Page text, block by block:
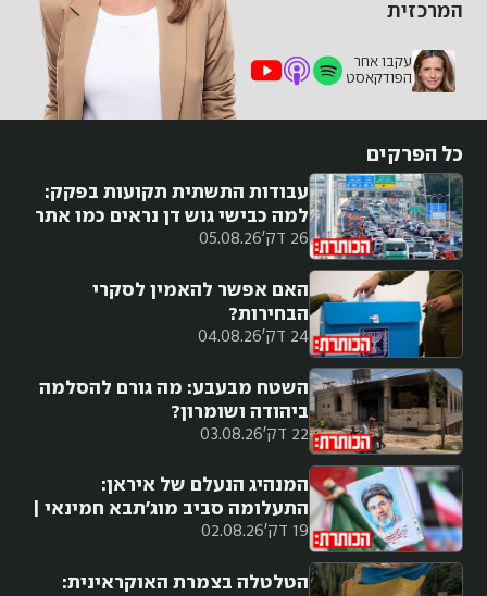
המרכזית
עקבו אחר
הפודקאסט
כל הפרקים
26 דק' 05.08.26
עבודות התשתית תקועות בפקק:
למה כבישי גוש דן נראים כמו אתר
בנייה?
24 דק' 04.08.26
האם אפשר להאמין לסקרי
הבחירות?
22 דק' 03.08.26
השטח מבעבע: מה גורם להסלמה
ביהודה ושומרון?
19 דק' 02.08.26
המנהיג הנעלם של איראן:
התעלומה סביב מוג'תבא חמינאי |
עם בני סבטי
הטלטלה בצמרת האוקראינית: